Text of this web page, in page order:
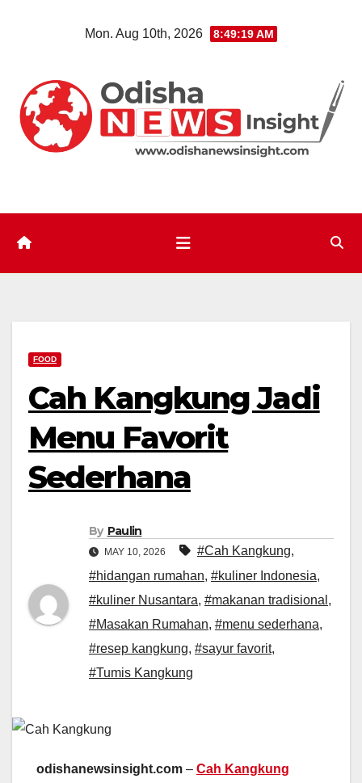
Mon. Aug 10th, 2026 8:49:20 AM
FOOD
Cah Kangkung Jadi
Menu Favorit
Sederhana
By Paulin
MAY 10, 2026 #Cah Kangkung,
#hidangan rumahan, #kuliner Indonesia,
#kuliner Nusantara, #makanan tradisional ,
#Masakan Rumahan, #menu sederhana,
#resep kangkung, #sayur favorit,
#Tumis Kangkung
odishanewsinsight.com – Cah Kangkung